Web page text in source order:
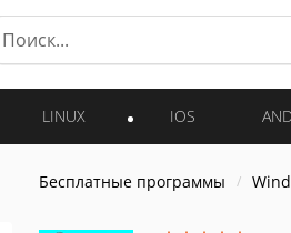
LINUX IOS
Бесплатные программы